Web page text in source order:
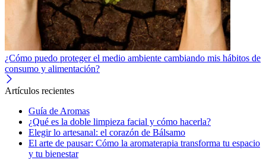
¿Cómo puedo proteger el medio ambiente cambiando mis hábitos de
consumo y alimentación?
Artículos recientes
Guía de Aromas
¿Qué es la doble limpieza facial y cómo hacerla?
Elegir lo artesanal: el corazón de Bálsamo
El arte de pausar: Cómo la aromaterapia transforma tu espacio
y tu bienestar